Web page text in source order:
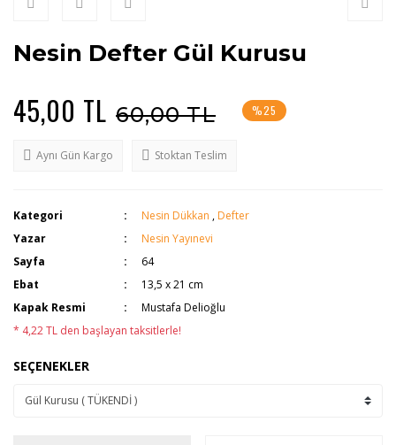
Nesin Defter Gül Kurusu
45,00 TL 60,00 TL %25
Aynı Gün Kargo Stoktan Teslim
Kategori Nesin Dükkan , Defter
Yazar
Nesin Yayınevi
Sayfa
64
Ebat
13,5 x 21 cm
Kapak Resmi
Mustafa Delioğlu
* 4,22 TL den başlayan taksitlerle!
SEÇENEKLER